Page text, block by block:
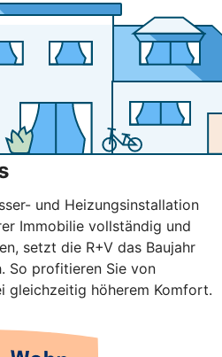
und Heizungsinstallation
Immobilie vollständig und
setzt die R+V das Baujahr
So profitieren Sie von
gleichzeitig höherem Komfort.